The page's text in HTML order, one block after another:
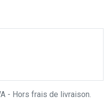
- Hors frais de livraison.